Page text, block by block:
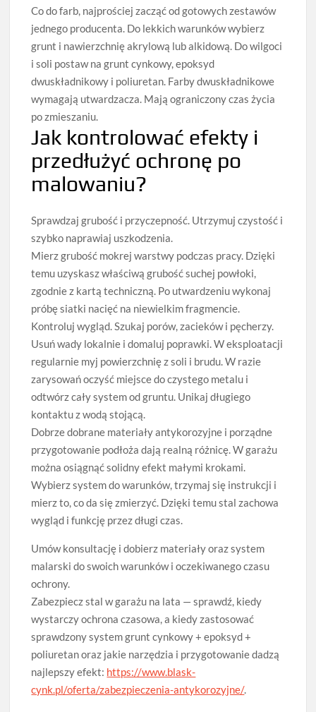
Co do farb, najprościej zacząć od gotowych zestawów
jednego producenta. Do lekkich warunków wybierz
grunt i nawierzchnię akrylową lub alkidową. Do wilgoci
i soli postaw na grunt cynkowy, epoksyd
dwuskładnikowy i poliuretan. Farby dwuskładnikowe
wymagają utwardzacza. Mają ograniczony czas życia
po zmieszaniu.
Jak kontrolować efekty i
przedłużyć ochronę po
malowaniu?
Sprawdzaj grubość i przyczepność. Utrzymuj czystość i
szybko naprawiaj uszkodzenia.
Mierz grubość mokrej warstwy podczas pracy. Dzięki
temu uzyskasz właściwą grubość suchej powłoki,
zgodnie z kartą techniczną. Po utwardzeniu wykonaj
próbę siatki nacięć na niewielkim fragmencie.
Kontroluj wygląd. Szukaj porów, zacieków i pęcherzy.
Usuń wady lokalnie i domaluj poprawki. W eksploatacji
regularnie myj powierzchnię z soli i brudu. W razie
zarysowań oczyść miejsce do czystego metalu i
odtwórz cały system od gruntu. Unikaj długiego
kontaktu z wodą stojącą.
Dobrze dobrane materiały antykorozyjne i porządne
przygotowanie podłoża dają realną różnicę. W garażu
można osiągnąć solidny efekt małymi krokami.
Wybierz system do warunków, trzymaj się instrukcji i
mierz to, co da się zmierzyć. Dzięki temu stal zachowa
wygląd i funkcję przez długi czas.
Umów konsultację i dobierz materiały oraz system
malarski do swoich warunków i oczekiwanego czasu
ochrony.
Zabezpiecz stal w garażu na lata — sprawdź, kiedy
wystarczy ochrona czasowa, a kiedy zastosować
sprawdzony system grunt cynkowy + epoksyd +
poliuretan oraz jakie narzędzia i przygotowanie dadzą
najlepszy efekt: https://www.blask-
cynk.pl/oferta/zabezpieczenia-antykorozyjne/.